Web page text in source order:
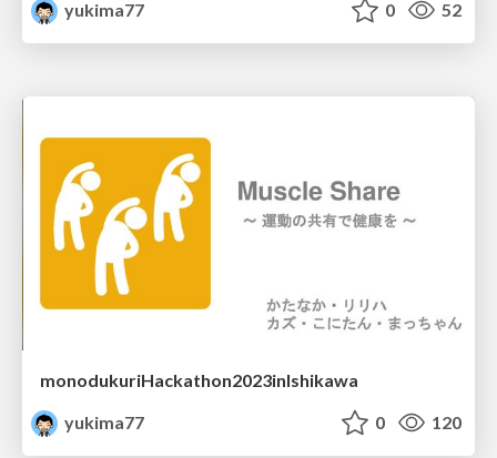
yukima77
0 52
monodukuriHackathon2023inIshikawa
yukima77
0 120